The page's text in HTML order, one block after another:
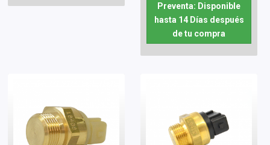
Preventa: Disponible
hasta 14 Días después
de tu compra